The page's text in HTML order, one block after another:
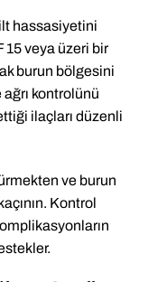
hassasiyetini
veya üzeri bir
burun bölgesini
kontrolünü
ilaçları düzenli
ve burun
Kontrol